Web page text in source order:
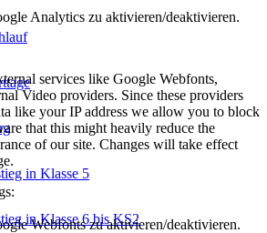
in Klasse 5
in Klasse 6 bis KS2
Analytics zu aktivieren/deaktivieren.
services like Google Webfonts,
Video providers. Since these providers
like your IP address we allow you to block
that this might heavily reduce the
of our site. Changes will take effect
Webfonts zu aktivieren/deaktivieren.